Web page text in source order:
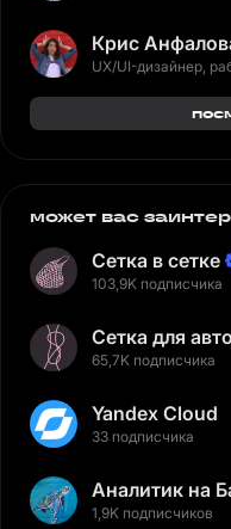
Крис
UX/UI-дизайнер,
может вас
Сетка в сетке
103,9K подписчика
Сетка для
65,7K подписчика
Yandex Cloud
33 подписчика
Аналитик на
Неверов
1,9K подписчиков